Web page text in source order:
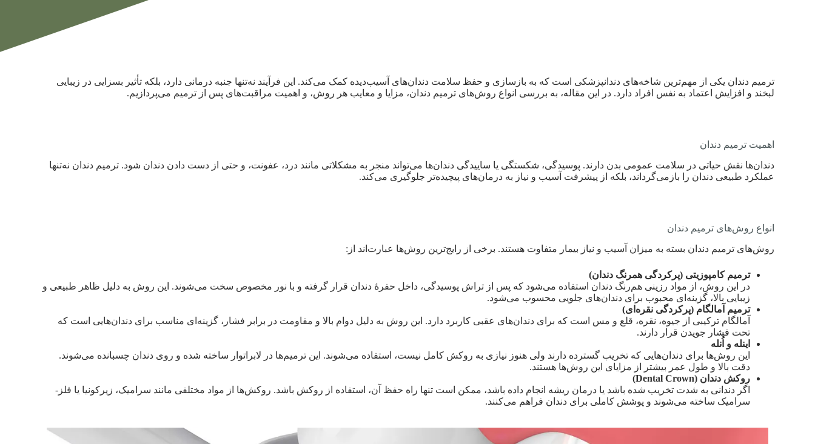
ترمیم دندان یکی از مهم‌ترین شاخه‌های دندانپزشکی است که به بازسازی و حفظ سلامت دندان‌های آسیب‌دیده کمک می‌کند. این فرآیند نه‌تنها جنبه درمانی دارد، بلکه تأثیر بسزایی در زیبایی
لبخند و افزایش اعتماد به نفس افراد دارد. در این مقاله، به بررسی انواع روش‌های ترمیم دندان، مزایا و معایب هر روش، و اهمیت مراقبت‌های پس از ترمیم می‌پردازیم.
اهمیت ترمیم دندان
دندان‌ها نقش حیاتی در سلامت عمومی بدن دارند. پوسیدگی، شکستگی یا ساییدگی دندان‌ها می‌تواند منجر به مشکلاتی مانند درد، عفونت، و حتی از دست دادن دندان شود. ترمیم دندان نه‌تنها
عملکرد طبیعی دندان را بازمی‌گرداند، بلکه از پیشرفت آسیب و نیاز به درمان‌های پیچیده‌تر جلوگیری می‌کند.
انواع روش‌های ترمیم دندان
روش‌های ترمیم دندان بسته به میزان آسیب و نیاز بیمار متفاوت هستند. برخی از رایج‌ترین روش‌ها عبارت‌اند از:
ترمیم کامپوزیتی (پرکردگی همرنگ دندان)
در این روش، از مواد رزینی هم‌رنگ دندان استفاده می‌شود که پس از تراش پوسیدگی، داخل حفرهٔ دندان قرار گرفته و با نور مخصوص سخت می‌شوند. این روش به دلیل ظاهر طبیعی و
زیبایی بالا، گزینه‌ای محبوب برای دندان‌های جلویی محسوب می‌شود.
ترمیم آمالگام (پرکردگی نقره‌ای)
آمالگام ترکیبی از جیوه، نقره، قلع و مس است که برای دندان‌های عقبی کاربرد دارد. این روش به دلیل دوام بالا و مقاومت در برابر فشار، گزینه‌ای مناسب برای دندان‌هایی است که
تحت فشار جویدن قرار دارند.
اینله و اُنله
این روش‌ها برای دندان‌هایی که تخریب گسترده دارند ولی هنوز نیازی به روکش کامل نیست، استفاده می‌شوند. این ترمیم‌ها در لابراتوار ساخته شده و روی دندان چسبانده می‌شوند.
دقت بالا و طول عمر بیشتر از مزایای این روش‌ها هستند.
روکش دندان (Dental Crown)
اگر دندانی به شدت تخریب شده باشد یا درمان ریشه انجام داده باشد، ممکن است تنها راه حفظ آن، استفاده از روکش باشد. روکش‌ها از مواد مختلفی مانند سرامیک، زیرکونیا یا فلز-
سرامیک ساخته می‌شوند و پوشش کاملی برای دندان فراهم می‌کنند.